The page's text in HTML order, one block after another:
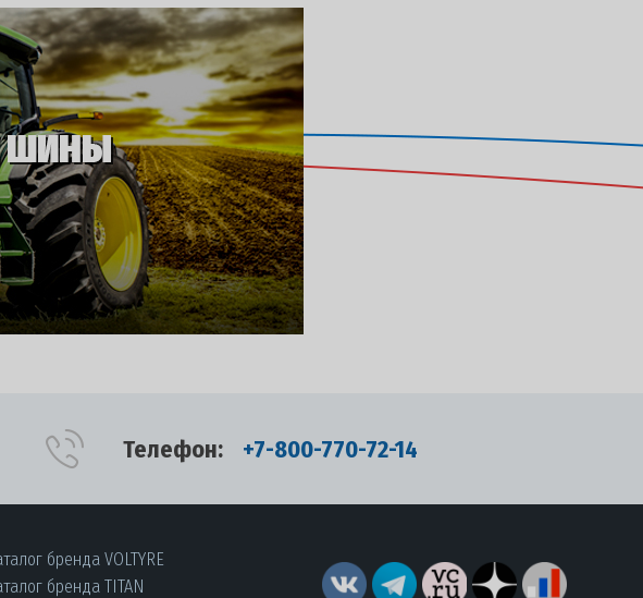
Телефон: +7-800-770-72-14
бренда VOLTYRE
бренда TITAN